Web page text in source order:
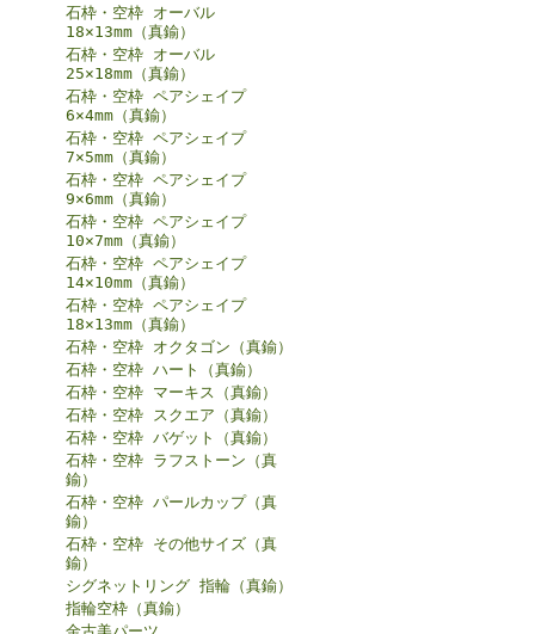
石枠・空枠 オーバル
18×13mm（真鍮）
石枠・空枠 オーバル
25×18mm（真鍮）
石枠・空枠 ペアシェイプ
6×4mm（真鍮）
石枠・空枠 ペアシェイプ
7×5mm（真鍮）
石枠・空枠 ペアシェイプ
9×6mm（真鍮）
石枠・空枠 ペアシェイプ
10×7mm（真鍮）
石枠・空枠 ペアシェイプ
14×10mm（真鍮）
石枠・空枠 ペアシェイプ
18×13mm（真鍮）
石枠・空枠 オクタゴン（真鍮）
石枠・空枠 ハート（真鍮）
石枠・空枠 マーキス（真鍮）
石枠・空枠 スクエア（真鍮）
石枠・空枠 バゲット（真鍮）
石枠・空枠 ラフストーン（真
鍮）
石枠・空枠 パールカップ（真
鍮）
石枠・空枠 その他サイズ（真
鍮）
シグネットリング 指輪（真鍮）
指輪空枠（真鍮）